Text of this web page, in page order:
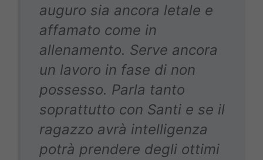
auguro sia ancora letale e
affamato come in
allenamento. Serve ancora
un lavoro in fase di non
possesso. Parla tanto
soprattutto con Santi e se il
ragazzo avrà intelligenza
potrà prendere degli ottimi